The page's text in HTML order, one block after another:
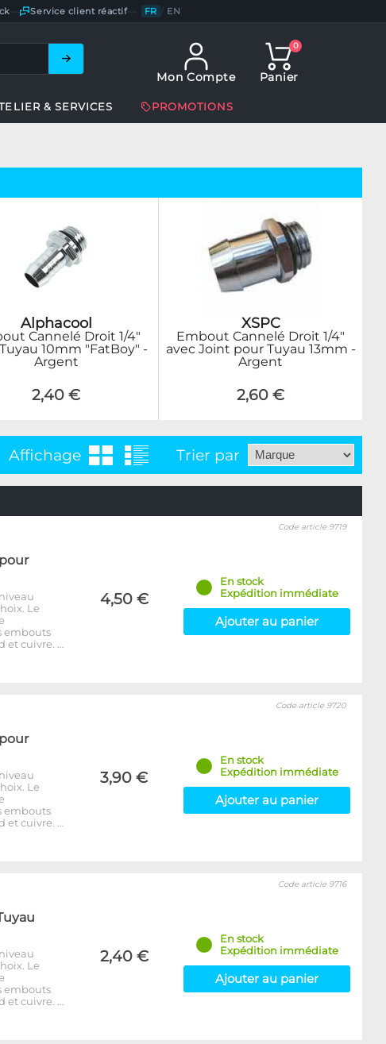
Service client réactif— FR / EN
Mon Compte
0
Panier
& SERVICES PROMOTIONS
Alphacool
Cannelé Droit 1/4"
10mm "FatBoy" -
Argent
2,40 €
XSPC
Embout Cannelé Droit 1/4"
avec Joint pour Tuyau 13mm -
Argent
2,60 €
Affichage Trier par
Le
embouts
cuivre. …
4,50 €
Code article 9719
En stock
Expédition immédiate
Ajouter au panier
Le
embouts
cuivre. …
3,90 €
Code article 9720
En stock
Expédition immédiate
Ajouter au panier
Le
embouts
cuivre. …
2,40 €
Code article 9716
En stock
Expédition immédiate
Ajouter au panier